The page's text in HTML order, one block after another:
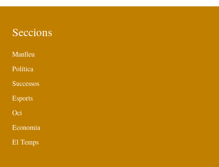
Seccions
Manlleu
Política
Successos
Esports
Oci
Economia
El Temps